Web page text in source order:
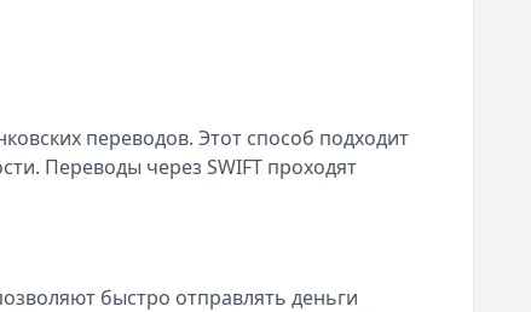
переводов. Этот способ подходит
Переводы через SWIFT проходят
быстро отправлять деньги